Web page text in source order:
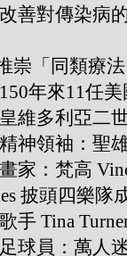
善對傳染病
崇「同類療
年來11任
維多利亞二
神領袖：聖
家：梵高
披頭四樂隊
手 Tina
球員：萬人